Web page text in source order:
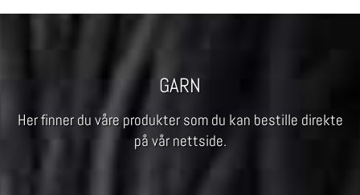
GARN
Her finner du våre produkter som du kan bestille direkte
på vår nettside.